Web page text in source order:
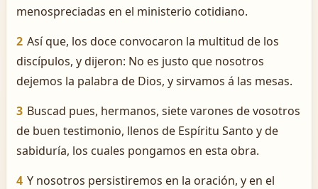
menospreciadas en el ministerio cotidiano.
2 Así que, los doce convocaron la multitud de los
discípulos, y dijeron: No es justo que nosotros
dejemos la palabra de Dios, y sirvamos á las mesas.
3 Buscad pues, hermanos, siete varones de vosotros
de buen testimonio, llenos de Espíritu Santo y de
sabiduría, los cuales pongamos en esta obra.
4 Y nosotros persistiremos en la oración, y en el